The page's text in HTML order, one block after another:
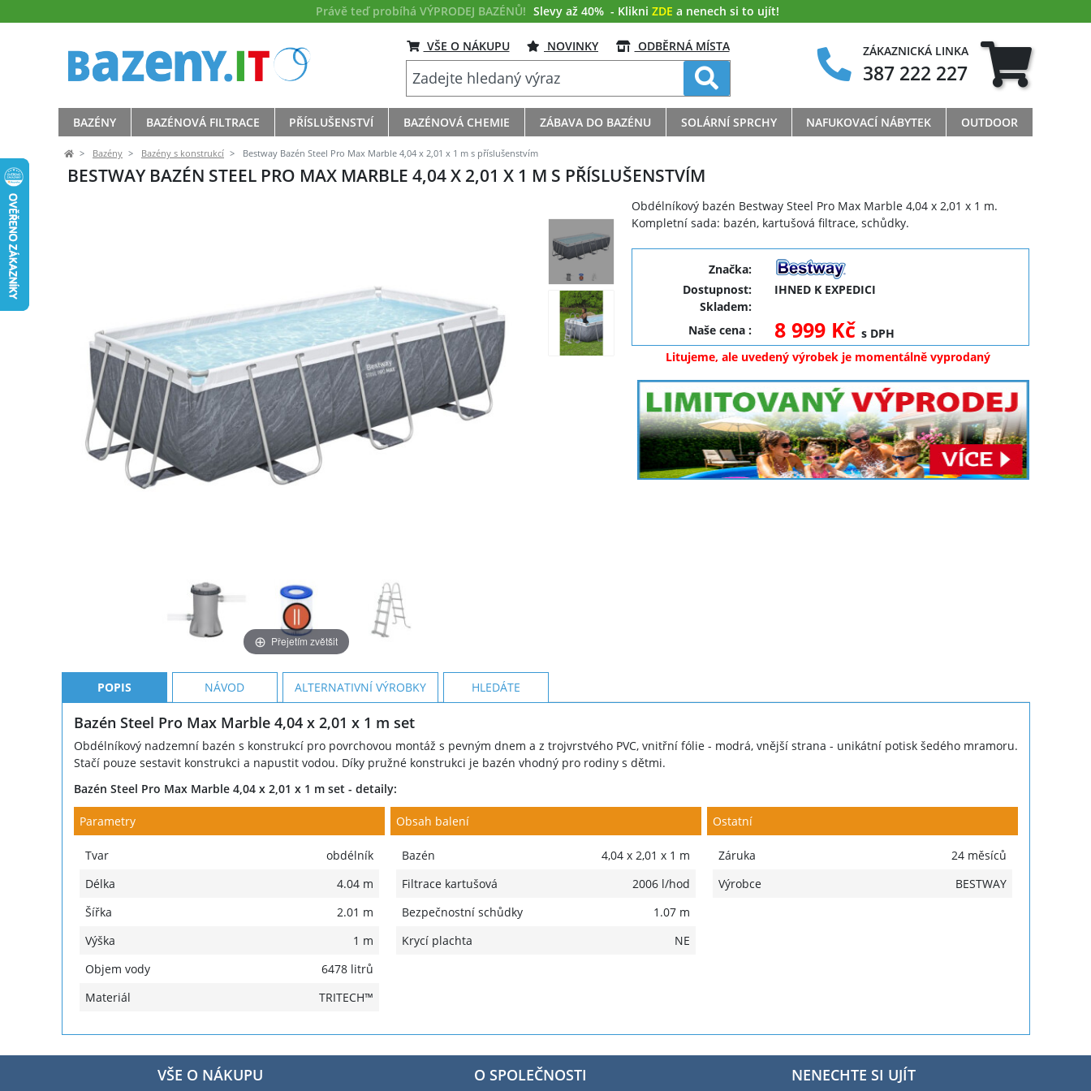
Právě teď probíhá VÝPRODEJ BAZÉNŮ! Slevy až 40% - Klikni ZDE a nenech si to ujít!
VŠE O NÁKUPU NOVINKY ODBĚRNÁ MÍSTA ZÁKAZNICKÁ LINKA
387 222 227
BAZÉNY BAZÉNOVÁ FILTRACE PŘÍSLUŠENSTVÍ BAZÉNOVÁ CHEMIE ZÁBAVA DO BAZÉNU SOLÁRNÍ SPRCHY NAFUKOVACÍ NÁBYTEK OUTDOOR
Bazény Bazény s konstrukcí Bestway Bazén Steel Pro Max Marble 4,04 x 2,01 x 1 m s příslušenstvím
BESTWAY BAZÉN STEEL PRO MAX MARBLE 4,04 X 2,01 X 1 M S PŘÍSLUŠENSTVÍM
Přejetím zvětšit
Obdélníkový bazén Bestway Steel Pro Max Marble 4,04 x 2,01 x 1 m.
Kompletní sada: bazén, kartušová filtrace, schůdky.
Značka:
Dostupnost:
IHNED K EXPEDICI
Skladem:
Naše cena: 8 999 Kčs DPH
Litujeme, ale uvedený výrobek je momentálně vyprodaný
POPIS NÁVOD ALTERNATIVNÍ VÝROBKY HLEDÁTE
Bazén Steel Pro Max Marble 4,04 x 2,01 x 1 m set
Obdélníkový nadzemní bazén s konstrukcí pro povrchovou montáž s pevným dnem a z trojvrstvého PVC, vnitřní fólie - modrá, vnější strana - unikátní potisk šedého mramoru.
Stačí pouze sestavit konstrukci a napustit vodou. Díky pružné konstrukci je bazén vhodný pro rodiny s dětmi.
Bazén Steel Pro Max Marble 4,04 x 2,01 x 1 m set - detaily:
Parametry
Tvar
obdélník
Délka
4.04 m
Šířka
2.01 m
Výška
1 m
Objem vody
6478 litrů
Materiál
TRITECH™
Obsah balení
Bazén
4,04 x 2,01 x 1 m
Filtrace kartušová
2006 l/hod
Bezpečnostní schůdky
1.07 m
Krycí plachta
NE
Ostatní
Záruka
24 měsíců
Výrobce
BESTWAY
VŠE O NÁKUPU O SPOLEČNOSTI NENECHTE SI UJÍT